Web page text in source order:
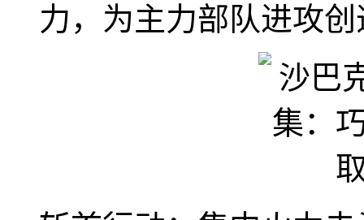
力，为主力部队进攻